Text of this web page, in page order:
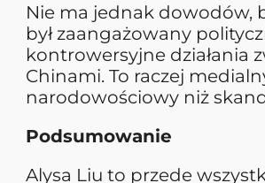
Nie ma jednak dowodów,
był zaangażowany
kontrowersyjne działania
Chinami. To raczej
narodowościowy niż
Podsumowanie
Alysa Liu to przede